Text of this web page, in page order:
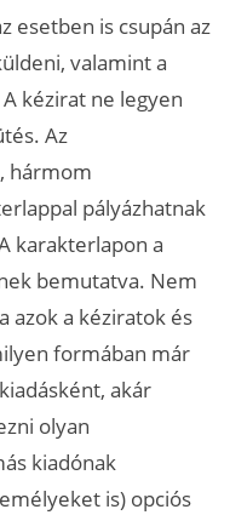
esetben is csupán az
valamint a
kézirat ne legyen
Az
hármom
pályázhatnak
karakterlapon a
bemutatva. Nem
azok a kéziratok és
formában már
akár
olyan
kiadónak
is) opciós